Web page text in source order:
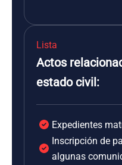
Lista
Actos
estado civil:
Expedientes
Inscripción de
algunas